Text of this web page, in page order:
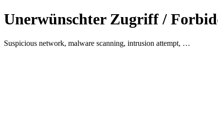
Unerwünschter Zugriff /
Suspicious network, malware scanning, intrusion attempt, …